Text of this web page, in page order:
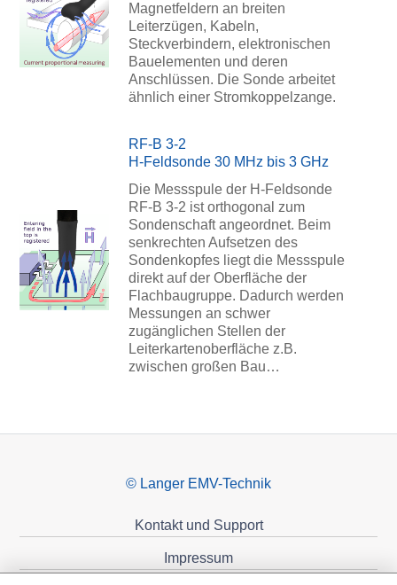
Magnetfeldern an breiten
Leiterzügen, Kabeln,
Steckverbindern, elektronischen
Bauelementen und deren
Anschlüssen. Die Sonde arbeitet
ähnlich einer Stromkoppelzange.
RF-B 3-2
H-Feldsonde 30 MHz bis 3 GHz
Die Messspule der H-Feldsonde
RF-B 3-2 ist orthogonal zum
Sondenschaft angeordnet. Beim
senkrechten Aufsetzen des
Sondenkopfes liegt die Messspule
direkt auf der Oberfläche der
Flachbaugruppe. Dadurch werden
Messungen an schwer
zugänglichen Stellen der
Leiterkartenoberfläche z.B.
zwischen großen Bau…
© Langer EMV-Technik
Kontakt und Support
Impressum